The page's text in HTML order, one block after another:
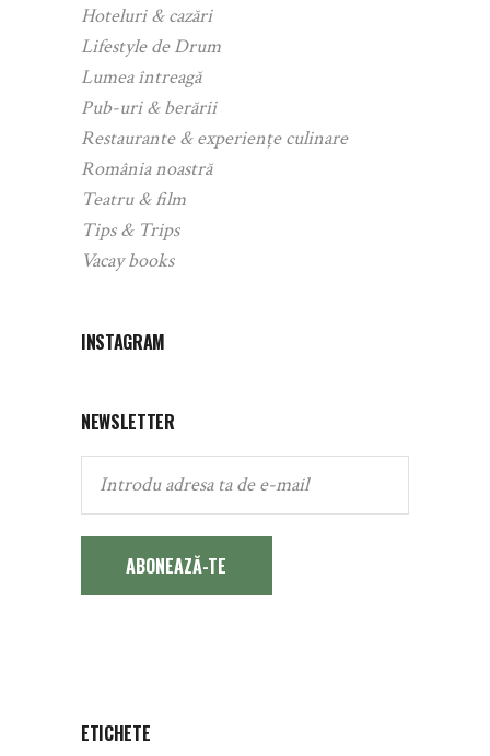
Hoteluri & cazări
Lifestyle de Drum
Lumea întreagă
Pub-uri & berării
Restaurante & experiențe culinare
România noastră
Teatru & film
Tips & Trips
Vacay books
INSTAGRAM
NEWSLETTER
ABONEAZĂ-TE
ETICHETE